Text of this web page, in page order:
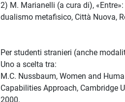
2) M. Marianelli (a cura di),
dualismo metafisico, Città Nuova,
Per studenti stranieri (anche
Uno a scelta tra:
M.C. Nussbaum, Women and
Capabilities Approach, Cambridge
2000.